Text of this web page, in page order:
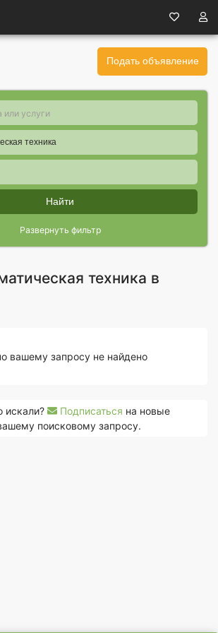
Подать объявление
техника
Найти
Развернуть фильтр
техника в
вашему запросу не найдено
искали? Подписаться на новые
поисковому запросу.